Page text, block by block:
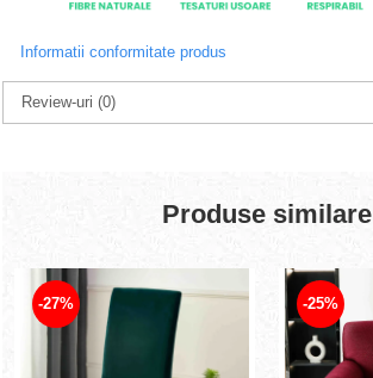
Informatii conformitate produs
Review-uri(0)
Produse similare
-27% -25%